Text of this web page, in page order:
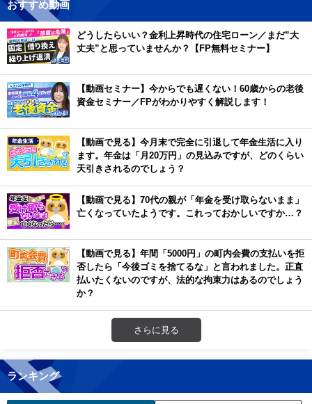
おすすめ動画
どうしたらいい？金利上昇時代の住宅ローン／まだ”大
丈夫”と思っていませんか？【FP無料セミナー】
【動画セミナー】今からでも遅くない！60歳からの老後
資金セミナー／FPがわかりやすく解説します！
【動画で見る】今月末で完全に引退して年金生活に入り
ます。年金は「月20万円」の見込みですが、どのくらい
天引きされるのでしょう？
【動画で見る】70代の親が「年金を受け取らないまま」
亡くなっていたようです。これっておかしいですか…？
【動画で見る】年間「5000円」の町内会費の支払いを拒
否したら「今後ゴミを捨てるな」と言われました。正直
払いたくないのですが、法的な拘束力はあるのでしょう
か？
さらに見る
ランキング